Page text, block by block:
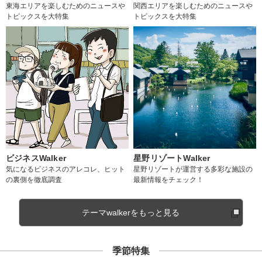
東海エリアを楽しむためのニュースや
トピックスを大特集
関西エリアを楽しむためのニュースや
トピックスを大特集
ビジネスWalker
気になるビジネスのアレコレ、ヒット
の裏側を徹底調査
星野リゾートWalker
星野リゾートが運営する多彩な施設の
最新情報をチェック！
テーマwalkerをもっと見る
季節特集